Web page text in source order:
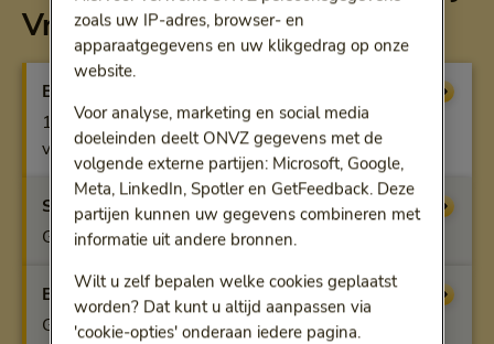
Vrije Keuze
Basisverzekering
100% bij gecontracteerde zorg, anders beperkte
vergoeding
Startfit Vergoeding
Geen vergoeding
Benfit Vergoeding
Geen vergoeding
zoals uw IP-adres, browser- en
apparaatgegevens en uw klikgedrag op onze
website.
Voor analyse, marketing en social media
doeleinden deelt ONVZ gegevens met de
volgende externe partijen: Microsoft, Google,
Meta, LinkedIn, Spotler en GetFeedback. Deze
partijen kunnen uw gegevens combineren met
informatie uit andere bronnen.
Wilt u zelf bepalen welke cookies geplaatst
worden? Dat kunt u altijd aanpassen via
'cookie-opties' onderaan iedere pagina.